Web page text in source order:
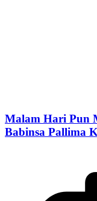
Malam Hari Pun
Babinsa Pallima